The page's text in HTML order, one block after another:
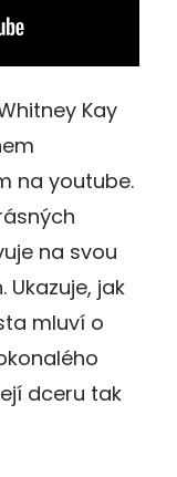
Kay
na youtube.
na svou
jak
mluví o
dceru tak